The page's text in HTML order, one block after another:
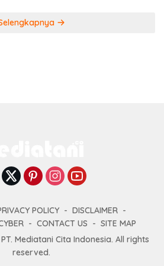
POLICY
DISCLAIMER
CONTACT US
SITE MAP
Mediatani Cita Indonesia. All rights
reserved.